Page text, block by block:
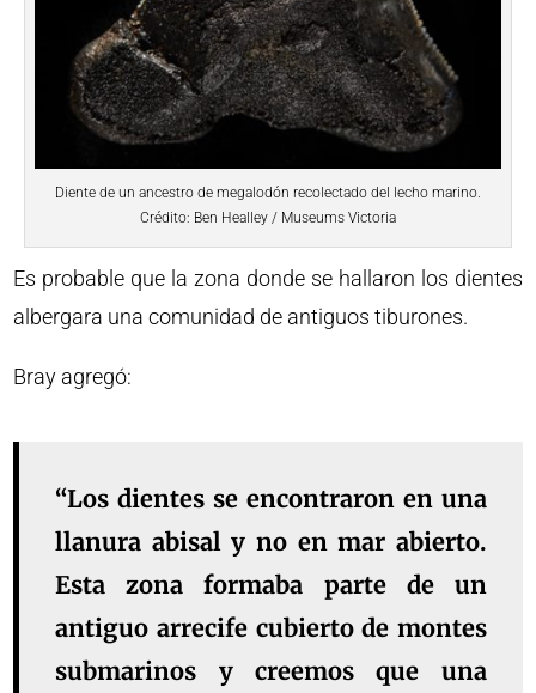
Diente de un ancestro de megalodón recolectado del lecho marino.
Crédito: Ben Healley / Museums Victoria
Es probable que la zona donde se hallaron los dientes
albergara una comunidad de antiguos tiburones.
Bray agregó:
“Los dientes se encontraron en una
llanura abisal y no en mar abierto.
Esta zona formaba parte de un
antiguo arrecife cubierto de montes
submarinos y creemos que una